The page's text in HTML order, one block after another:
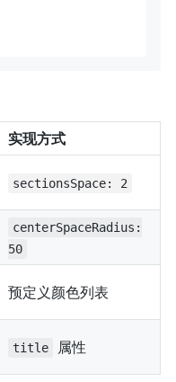
实现方式
sectionsSpace: 2
centerSpaceRadius:
50
预定义颜色列表
title 属性